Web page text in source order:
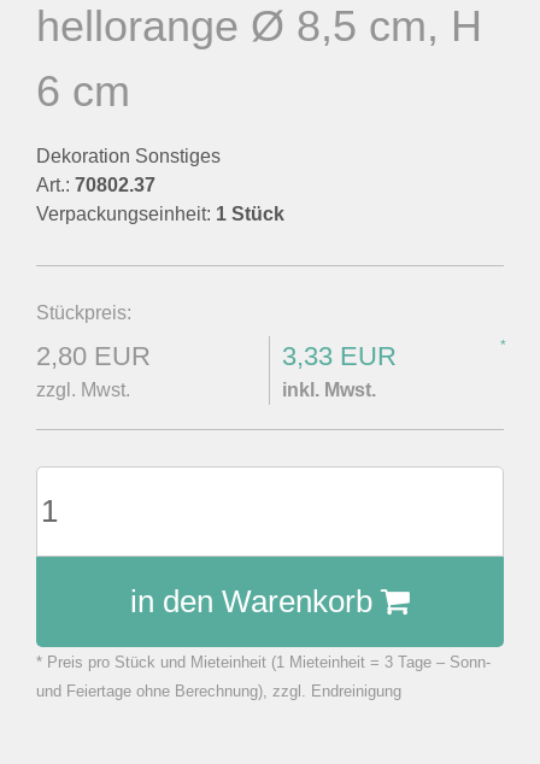
hellorange Ø 8,5 cm, H
6 cm
Dekoration Sonstiges
Art.: 70802.37
Verpackungseinheit: 1 Stück
Stückpreis:
2,80 EUR
zzgl. Mwst.
3,33 EUR *
inkl. Mwst.
in den Warenkorb
zu Warenkorb hinzugefügt.
* Preis pro Stück und Mieteinheit (1 Mieteinheit = 3 Tage – Sonn-
und Feiertage ohne Berechnung), zzgl. Endreinigung